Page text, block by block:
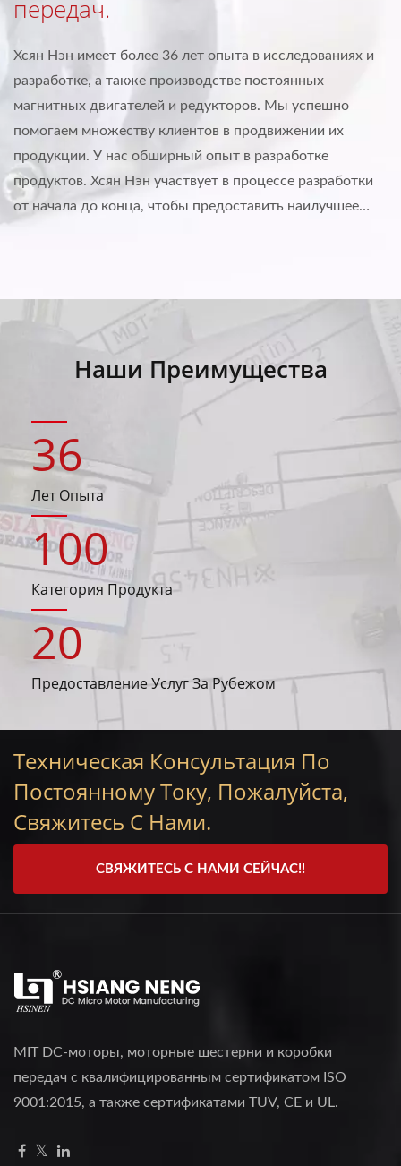
передач.
Хсян Нэн имеет более 36 лет опыта в исследованиях и
разработке, а также производстве постоянных
магнитных двигателей и редукторов. Мы успешно
помогаем множеству клиентов в продвижении их
продукции. У нас обширный опыт в разработке
продуктов. Хсян Нэн участвует в процессе разработки
от начала до конца, чтобы предоставить наилучшее
Наши Преимущества
36
Лет Опыта
100
Категория Продукта
20
Предоставление Услуг За Рубежом
Техническая Консультация По
Постоянному Току, Пожалуйста,
Свяжитесь С Нами.
СВЯЖИТЕСЬ С НАМИ СЕЙЧАС!!
MIT DC-моторы, моторные шестерни и коробки
передач с квалифицированным сертификатом ISO
9001:2015, а также сертификатами TUV, CE и UL.